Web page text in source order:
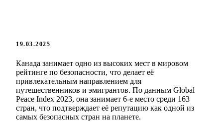
19.03.2025
Канада занимает одно из высоких мест в мировом
рейтинге по безопасности, что делает её
привлекательным направлением для
путешественников и эмигрантов. По данным Global
Peace Index 2023, она занимает 6-е место среди 163
стран, что подтверждает её репутацию как одной из
самых безопасных стран на планете.